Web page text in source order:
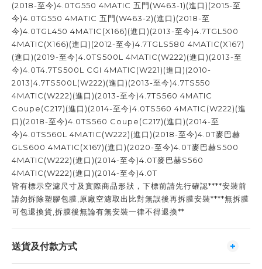
(2018-至今)4.0TG550 4MATIC 五門(W463-1)(進口)(2015-至
今)4.0TG550 4MATIC 五門(W463-2)(進口)(2018-至
今)4.0TGL450 4MATIC(X166)(進口)(2013-至今)4.7TGL500
4MATIC(X166)(進口)(2012-至今)4.7TGLS580 4MATIC(X167)
(進口)(2019-至今)4.0TS500L 4MATIC(W222)(進口)(2013-至
今)4.0T4.7TS500L CGI 4MATIC(W221)(進口)(2010-
2013)4.7TS500L(W222)(進口)(2013-至今)4.7TS550
4MATIC(W222)(進口)(2013-至今)4.7TS560 4MATIC
Coupe(C217)(進口)(2014-至今)4.0TS560 4MATIC(W222)(進
口)(2018-至今)4.0TS560 Coupe(C217)(進口)(2014-至
今)4.0TS560L 4MATIC(W222)(進口)(2018-至今)4.0T麥巴赫
GLS600 4MATIC(X167)(進口)(2020-至今)4.0T麥巴赫S500
4MATIC(W222)(進口)(2014-至今)4.0T麥巴赫S560
4MATIC(W222)(進口)(2014-至今)4.0T
皆有標示空濾尺寸及實際商品形狀，下標前請先行確認****安裝前
請勿拆除塑膠包膜,原廠空濾取出比對無誤後再拆膜安裝****無拆膜
可包退換貨,拆膜後無論有無安裝一律不得退換**
送貨及付款方式